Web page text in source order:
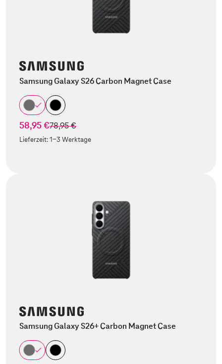
Samsung Galaxy S26 Carbon Magnet Case
58,95 €statt
78,95 €
Lieferzeit:1-3 Werktage
Samsung Galaxy S26+ Carbon Magnet Case